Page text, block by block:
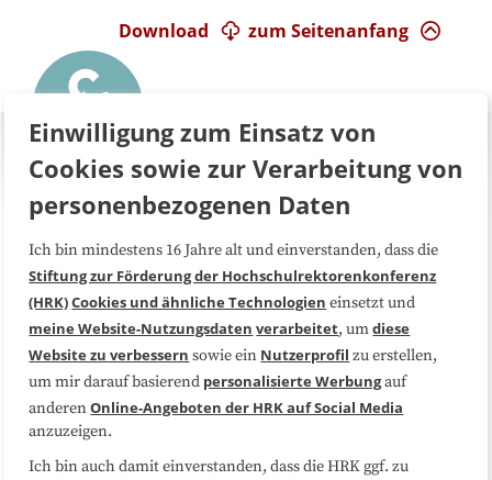
zum Seitenanfang
Download
Über uns FAQ
Medienarbeit Kooperationen
Datenschutzerklärung Impressum
Sitemap
Einwilligung zum Einsatz von
Cookies sowie zur Verarbeitung von
personenbezogenen Daten
Ich bin mindestens 16 Jahre alt und einverstanden, dass die
Stiftung zur Förderung der Hochschulrektorenkonferenz
(HRK)Cookies und ähnliche Technologien einsetzt und
meine Website-Nutzungsdaten verarbeitet, umdiese
Website zu verbessern sowie ein Nutzerprofil zu erstellen,
um mir darauf basierend personalisierte Werbungauf
anderenOnline-Angeboten der HRK auf Social Media
anzuzeigen.
Ich bin auch damit einverstanden, dass die HRK ggf. zu